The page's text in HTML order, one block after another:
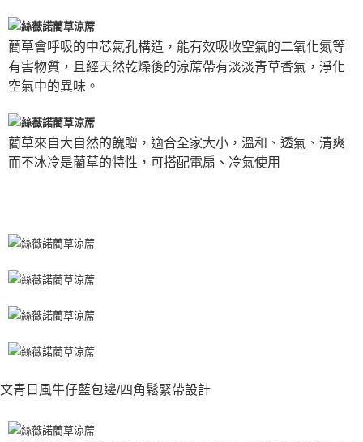
藺草會呼吸的中芯氣孔構造，能有效吸收空氣的二氧化氮等
有害物質，且經天然乾燥後的涼蓆帶有淡淡青草香氣，淨化
空氣中的異味。
藺草來自大自然的餽贈，適合全家大小，溫和、透氣、清爽
而不冰冷是藺草的特性，可搭配電扇、冷氣使用
文青日風牛仔藍包邊/四角鬆緊帶設計